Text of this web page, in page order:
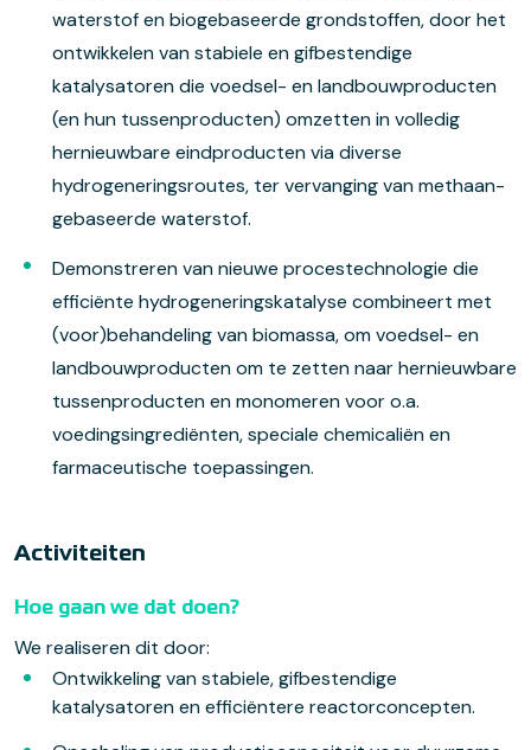
waterstof en biogebaseerde grondstoffen, door het
ontwikkelen van stabiele en gifbestendige
katalysatoren die voedsel- en landbouwproducten
(en hun tussenproducten) omzetten in volledig
hernieuwbare eindproducten via diverse
hydrogeneringsroutes, ter vervanging van methaan-
gebaseerde waterstof.
Demonstreren van nieuwe procestechnologie die
efficiënte hydrogeneringskatalyse combineert met
(voor)behandeling van biomassa, om voedsel- en
landbouwproducten om te zetten naar hernieuwbare
tussenproducten en monomeren voor o.a.
voedingsingrediënten, speciale chemicaliën en
farmaceutische toepassingen.
Activiteiten
Hoe gaan we dat doen?
We realiseren dit door:
Ontwikkeling van stabiele, gifbestendige
katalysatoren en efficiëntere reactorconcepten.